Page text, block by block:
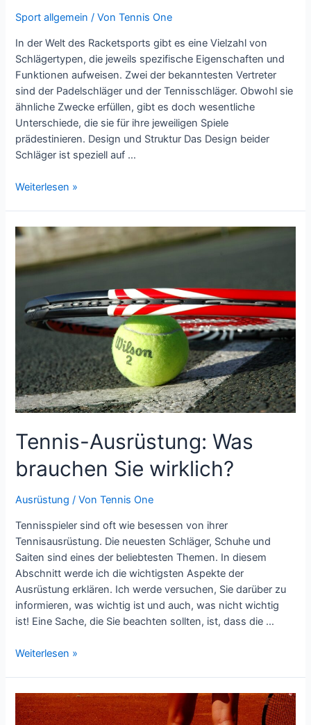
Sport allgemein / VonTennis One
In der Welt des Racketsports gibt es eine Vielzahl von
Schlägertypen, die jeweils spezifische Eigenschaften und
Funktionen aufweisen. Zwei der bekanntesten Vertreter
sind der Padelschläger und der Tennisschläger. Obwohl sie
ähnliche Zwecke erfüllen, gibt es doch wesentliche
Unterschiede, die sie für ihre jeweiligen Spiele
prädestinieren. Design und Struktur Das Design beider
Schläger ist speziell auf …
Padelschläger
Die
feinen
Unterschiede
Weiterlesen »
Tennis-Ausrüstung: Was
brauchen Sie wirklich?
Ausrüstung / VonTennis One
Tennisspieler sind oft wie besessen von ihrer
Tennisausrüstung. Die neuesten Schläger, Schuhe und
Saiten sind eines der beliebtesten Themen. In diesem
Abschnitt werde ich die wichtigsten Aspekte der
Ausrüstung erklären. Ich werde versuchen, Sie darüber zu
informieren, was wichtig ist und auch, was nicht wichtig
ist! Eine Sache, die Sie beachten sollten, ist, dass die …
Tennis-
brauchen
Sie
Weiterlesen »